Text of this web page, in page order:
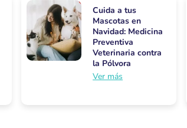
Cuida a tus
Mascotas en
Navidad: Medicina
Preventiva
Veterinaria contra
la Pólvora
Ver más